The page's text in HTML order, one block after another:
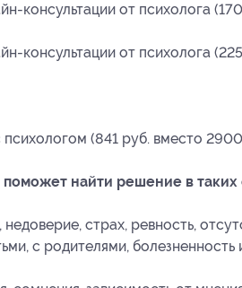
консультации от психолога
консультации от психолога
(841 руб. вместо
найти решение в таких
страх, ревность,
с родителями, болезненность